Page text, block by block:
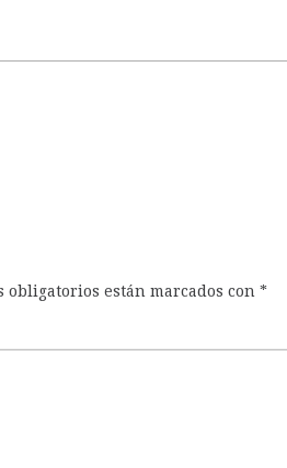
obligatorios están marcados con *